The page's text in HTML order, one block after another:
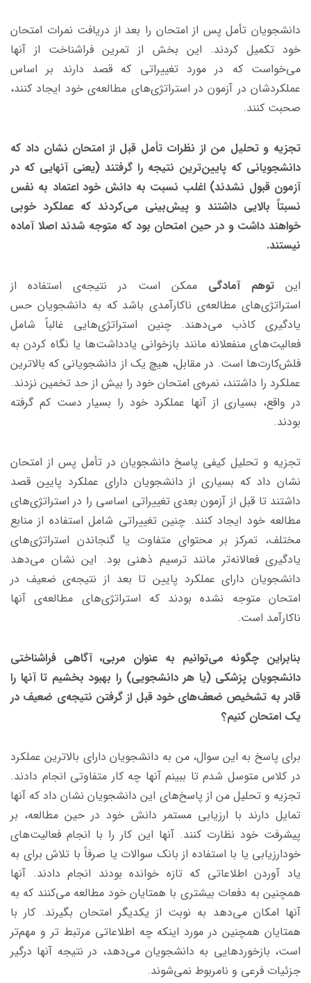
دانشجویان تأمل پس از امتحان را بعد از دریافت نمرات امتحان
خود تکمیل کردند. این بخش از تمرین فراشناخت از آنها
می‌خواست که در مورد تغییراتی که قصد دارند بر اساس
عملکردشان در آزمون در استراتژی‌های مطالعه‌ی خود ایجاد کنند،
صحبت کنند.
تجزیه و تحلیل من از نظرات تأمل قبل از امتحان نشان داد که
دانشجویانی که پایین‌ترین نتیجه را گرفتند (یعنی آنهایی که در
آزمون قبول نشدند) اغلب نسبت به دانش خود اعتماد به نفس
نسبتاً بالایی داشتند و پیش‌بینی می‌کردند که عملکرد خوبی
خواهند داشت و در حین امتحان بود که متوجه شدند اصلا آماده
نیستند.
این توهم آمادگی ممکن است در نتیجه‌ی استفاده از
استراتژی‌های مطالعه‌ی ناکارآمدی باشد که به دانشجویان حس
یادگیری کاذب می‌دهند. چنین استراتژی‌هایی غالباً شامل
فعالیت‌های منفعلانه مانند بازخوانی یادداشت‌ها یا نگاه کردن به
فلش‌کارت‌ها است. در مقابل، هیچ یک از دانشجویانی که بالاترین
عملکرد را داشتند، نمره‌ی امتحان خود را بیش از حد تخمین نزدند.
در واقع، بسیاری از آنها عملکرد خود را بسیار دست کم گرفته
بودند.
تجزیه و تحلیل کیفی پاسخ دانشجویان در تأمل پس از امتحان
نشان داد که بسیاری از دانشجویان دارای عملکرد پایین قصد
داشتند تا قبل از آزمون بعدی تغییراتی اساسی را در استراتژی‌های
مطالعه خود ایجاد کنند. چنین تغییراتی شامل استفاده از منابع
مختلف، تمرکز بر محتوای متفاوت یا گنجاندن استراتژی‌های
یادگیری فعالانه‌تر مانند ترسیم ذهنی بود. این نشان می‌دهد
دانشجویان دارای عملکرد پایین تا بعد از نتیجه‌ی ضعیف در
امتحان متوجه نشده بودند که استراتژی‌های مطالعه‌ی آنها
ناکارآمد است.
بنابراین چگونه می‌توانیم به عنوان مربی، آگاهی فراشناختی
دانشجویان پزشکی (یا هر دانشجویی) را بهبود بخشیم تا آنها را
قادر به تشخیص ضعف‌های خود قبل از گرفتن نتیجه‌ی ضعیف در
یک امتحان کنیم؟
برای پاسخ به این سوال، من به دانشجویان دارای بالاترین عملکرد
در کلاس متوسل شدم تا ببینم آنها چه کار متفاوتی انجام دادند.
تجزیه و تحلیل من از پاسخ‌های این دانشجویان نشان داد که آنها
تمایل دارند با ارزیابی مستمر دانش خود در حین مطالعه، بر
پیشرفت خود نظارت کنند. آنها این کار را با انجام فعالیت‌های
خودارزیابی یا با استفاده از بانک سوالات یا صرفاً با تلاش برای به
یاد آوردن اطلاعاتی که تازه خوانده بودند انجام دادند. آنها
همچنین به دفعات بیشتری با همتایان خود مطالعه می‌کنند که به
آنها امکان می‌دهد به نوبت از یکدیگر امتحان بگیرند. کار با
همتایان همچنین در مورد اینکه چه اطلاعاتی مرتبط تر و مهم‌تر
است، بازخوردهایی به دانشجویان می‌دهد، در نتیجه آنها درگیر
جزئیات فرعی و نامربوط نمی‌شوند.